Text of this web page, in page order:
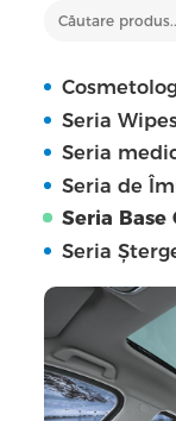
Seria
Seria
Seria de
Seria Base
Seria